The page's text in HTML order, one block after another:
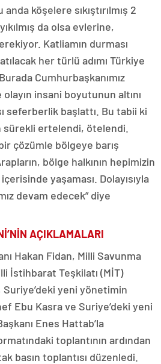
köşelere sıkıştırılmış 2
da olsa evlerine,
Katliamın durması
her türlü adımı Türkiye
Cumhurbaşkanımız
insani boyutunun altını
seferberlik başlattı. Bu tabii ki
sürekli ertelendi, ötelendi.
çözümle bölgeye barış
bölge halkının hepimizin
yaşaması. Dolayısıyla
devam edecek” diye
AÇIKLAMALARI
Hakan Fidan, Milli Savunma
İstihbarat Teşkilatı (MİT)
Suriye’deki yeni yönetimin
Ebu Kasra ve Suriye’deki yeni
Enes Hattab’la
toplantının ardından
basın toplantısı düzenledi.